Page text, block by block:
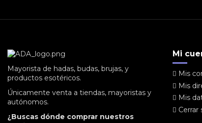
Mayorista de hadas, budas, brujas, y
productos esotéricos.
Únicamente venta a tiendas, mayoristas y
autónomos.
¿Buscas dónde comprar nuestros
Mi
Mis
Mis
Mis
Cerrar